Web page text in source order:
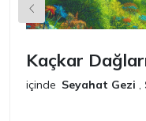
Kaçkar
içinde Seyahat Gezi ,